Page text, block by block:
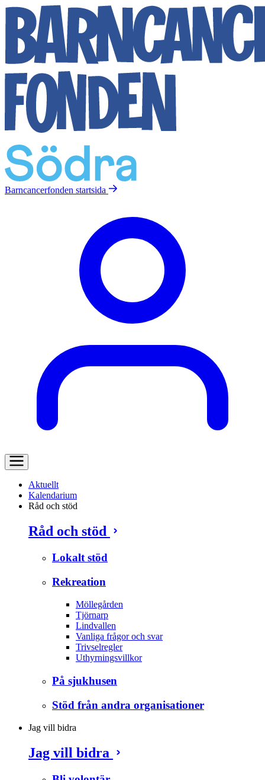
Barncancerfonden startsida
Aktuellt
Kalendarium
Råd och stöd
Råd och stöd
Lokalt stöd
Rekreation
Möllegården
Tjörnarp
Lindvallen
Vanliga frågor och svar
Trivselregler
Uthyrningsvillkor
På sjukhusen
Stöd från andra organisationer
Jag vill bidra
Jag vill bidra